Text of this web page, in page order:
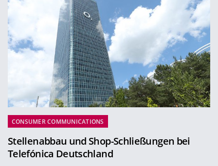
CONSUMER COMMUNICATIONS
Stellenabbau und Shop-Schließungen bei
Telefónica Deutschland